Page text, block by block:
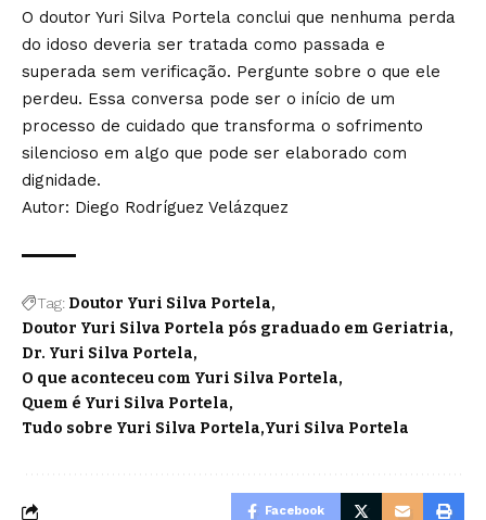
O doutor Yuri Silva Portela conclui que nenhuma perda
do idoso deveria ser tratada como passada e
superada sem verificação. Pergunte sobre o que ele
perdeu. Essa conversa pode ser o início de um
processo de cuidado que transforma o sofrimento
silencioso em algo que pode ser elaborado com
dignidade.
Autor: Diego Rodríguez Velázquez
Tag: Doutor Yuri Silva Portela
Doutor Yuri Silva Portela pós graduado em Geriatria
Dr. Yuri Silva Portela
O que aconteceu com Yuri Silva Portela
Quem é Yuri Silva Portela
Tudo sobre Yuri Silva Portela Yuri Silva Portela
Facebook